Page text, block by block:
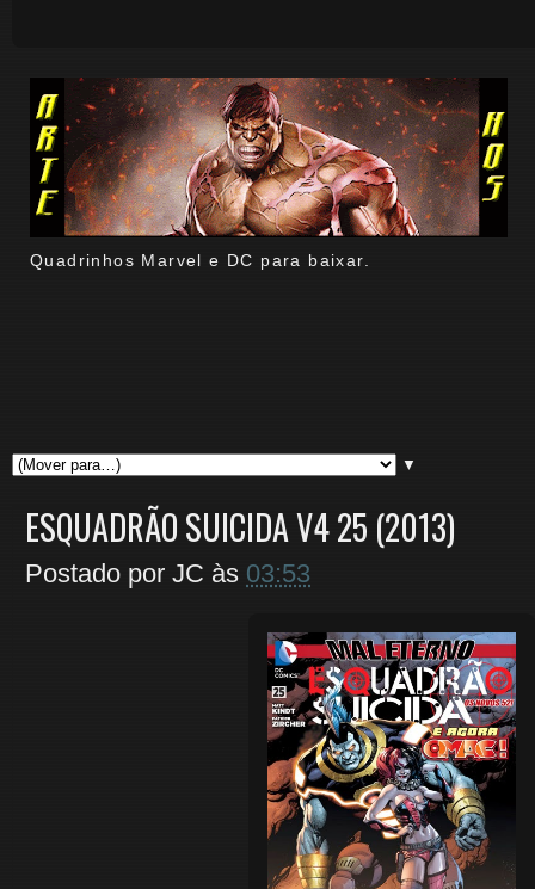
Quadrinhos Marvel e DC para baixar.
▼
ESQUADRÃO SUICIDA V4 25 (2013)
Postado por JC às 03:53